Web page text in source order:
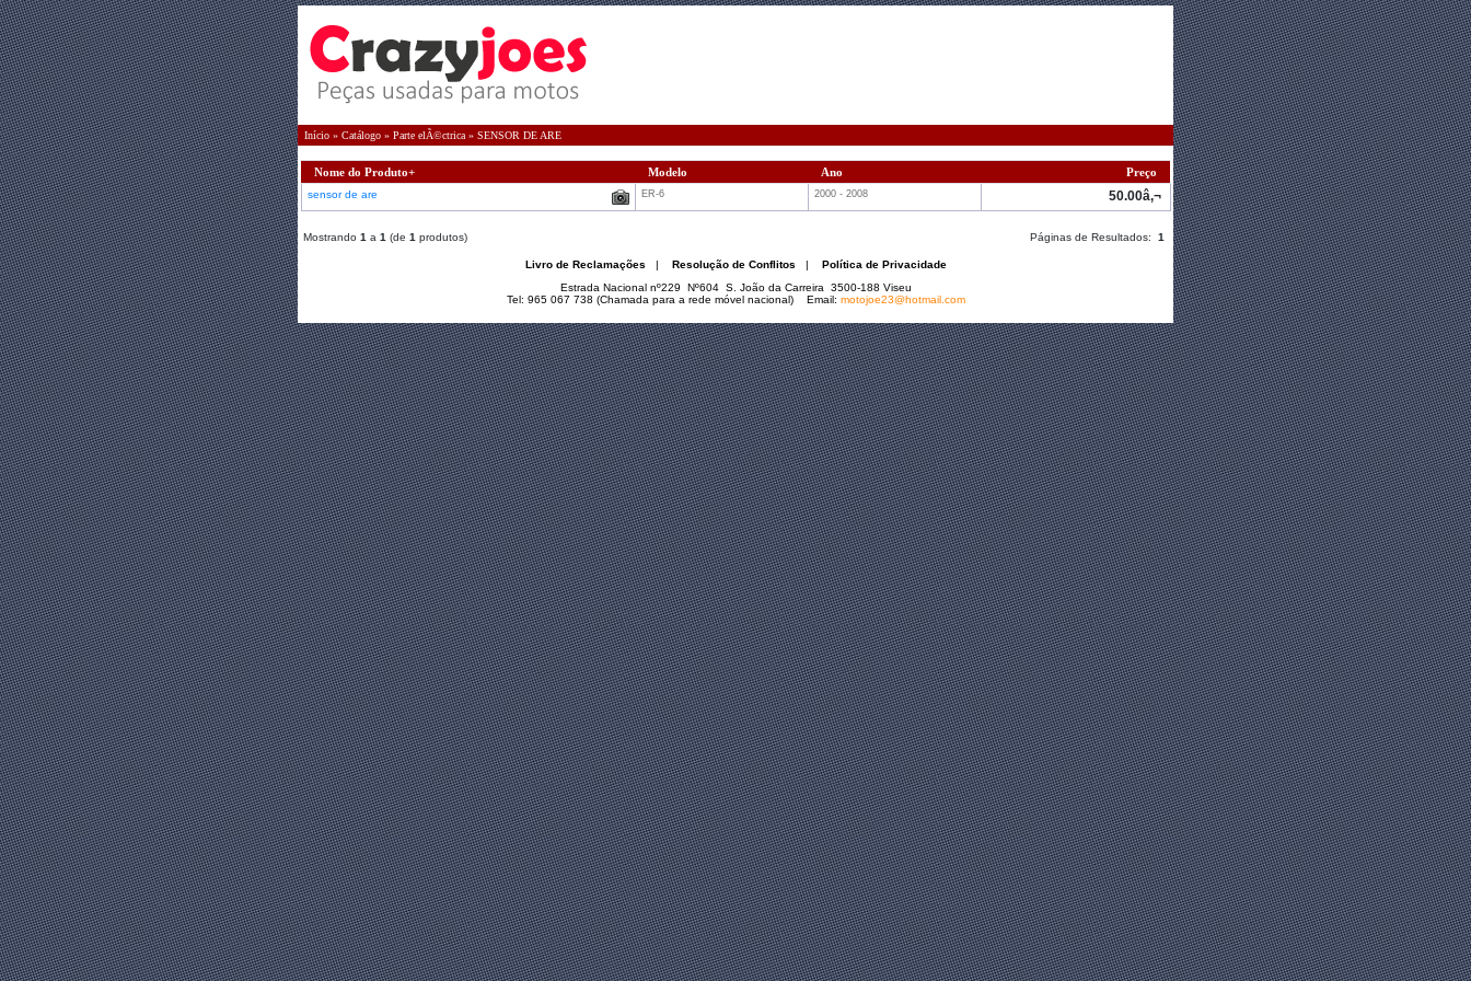
Início » Catálogo » Parte elÃ©ctrica » SENSOR DE ARE
Nome do Produto+ Modelo Ano Preço
sensor de are ER-6 2000 - 2008 50.00â‚¬
Mostrando 1 a 1 (de 1 produtos) Páginas de Resultados: 1
Livro de Reclamações | Resolução de Conflitos | Política de Privacidade
Estrada Nacional nº229 Nº604 S. João da Carreira 3500-188 Viseu
Tel: 965 067 738 (Chamada para a rede móvel nacional) Email: motojoe23@hotmail.com